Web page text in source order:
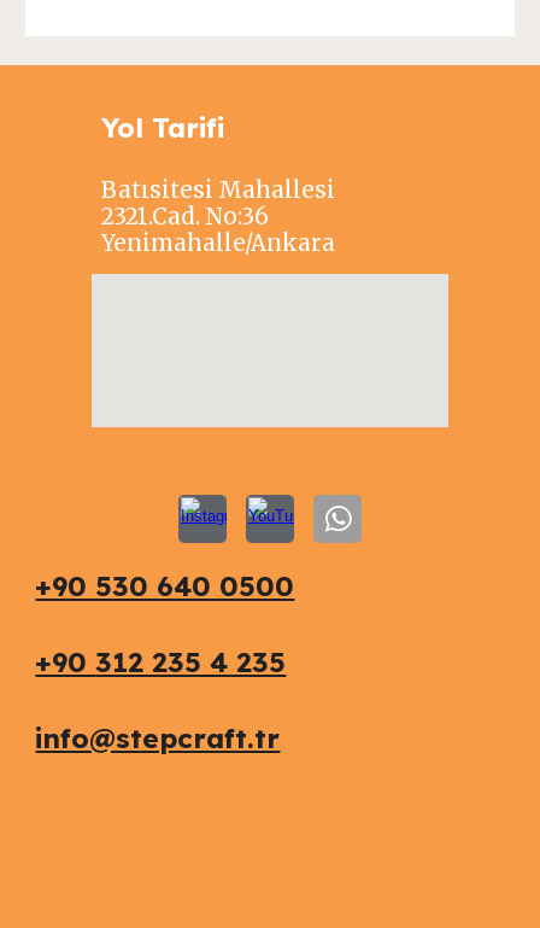
Yol Tarifi
Batısitesi Mahallesi
2321.Cad. No:36
Yenimahalle/Ankara
+90 530 640 0500
+90312 235 4 235
info@stepcraft.tr